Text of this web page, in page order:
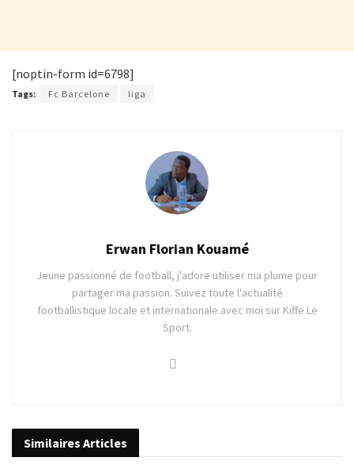
[noptin-form id=6798]
Tags: Fc Barcelone liga
Erwan Florian Kouamé
Jeune passionné de football, j'adore utiliser ma plume pour
partager ma passion. Suivez toute l'actualité
footballistique locale et internationale avec moi sur Kiffe Le
Sport.
Similaires Articles